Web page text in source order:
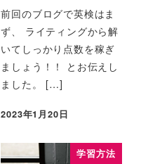
前回のブログで英検はま
ず、 ライティングから解
いてしっかり点数を稼ぎ
ましょう！！ とお伝えし
ました。 […]
2023年1月20日
学習方法